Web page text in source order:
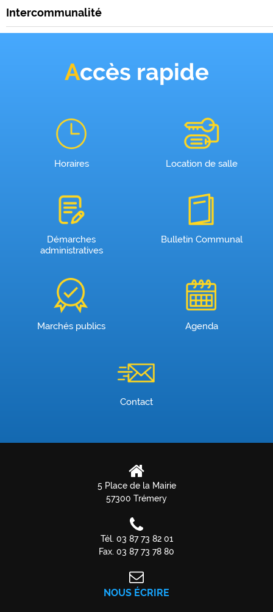
Intercommunalité
Accès rapide
Horaires Location de salle
Démarches
administratives
Bulletin Communal
Marchés publics Agenda
Contact
5 Place de la Mairie
57300 Trémery
Tél. 03 87 73 82 01
Fax. 03 87 73 78 80
NOUS ÉCRIRE